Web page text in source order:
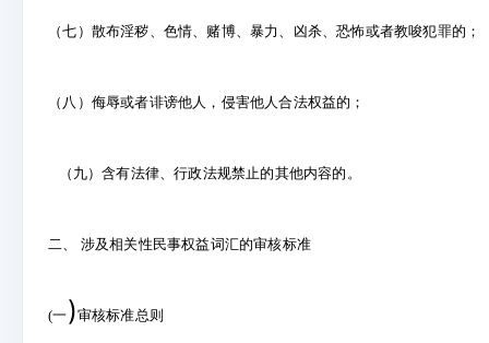
（七）散布淫秽、色情、赌博、暴力、凶杀、恐怖或者教唆犯罪的；
（八）侮辱或者诽谤他人，侵害他人合法权益的；
（九）含有法律、行政法规禁止的其他内容的。
二、 涉及相关性民事权益词汇的审核标准
(一)审核标准总则